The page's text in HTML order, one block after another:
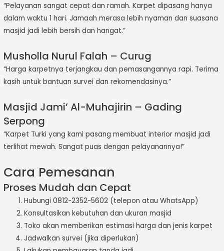
“Pelayanan sangat cepat dan ramah. Karpet dipasang hanya
dalam waktu 1 hari. Jamaah merasa lebih nyaman dan suasana
masjid jadi lebih bersih dan hangat.”
Musholla Nurul Falah – Curug
“Harga karpetnya terjangkau dan pemasangannya rapi. Terima
kasih untuk bantuan survei dan rekomendasinya.”
Masjid Jami’ Al-Muhajirin – Gading
Serpong
“Karpet Turki yang kami pasang membuat interior masjid jadi
terlihat mewah. Sangat puas dengan pelayanannya!”
Cara Pemesanan
Proses Mudah dan Cepat
Hubungi 0812-2352-5602 (telepon atau WhatsApp)
Konsultasikan kebutuhan dan ukuran masjid
Toko akan memberikan estimasi harga dan jenis karpet
Jadwalkan survei (jika diperlukan)